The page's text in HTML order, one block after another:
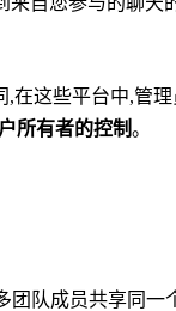
,在这些平台中,管
所有者的控制。
队成员共享同一